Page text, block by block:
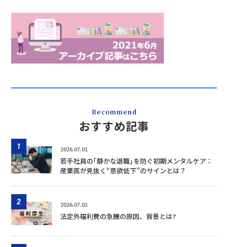
Recommend
おすすめ記事
1 2026.07.01
若手社員の｢静かな退職｣を防ぐ初期メンタルケア：
産業医が見抜く“意欲低下”のサインとは？
2 2026.07.01
法定外福利費の急騰の原因、背景とは?